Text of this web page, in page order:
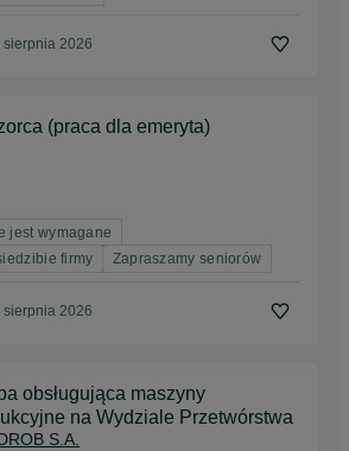
2026
(praca dla emeryta)
jest wymagane
firmy
Zapraszamy seniorów
2026
maszyny
na Wydziale Przetwórstwa
S.A.